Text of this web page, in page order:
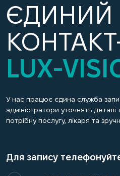
ЄДИНИЙ
LUX-
У нас працює єдина служба
адміністратори уточнять
потрібну послугу, лікаря та
Для запису